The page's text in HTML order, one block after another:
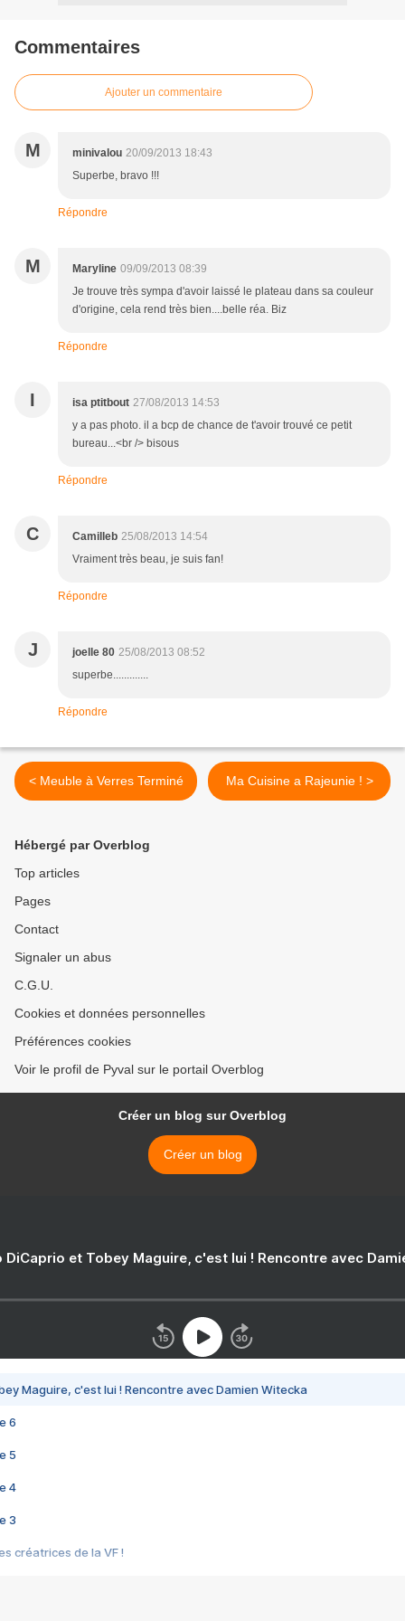
Commentaires
Ajouter un commentaire
M minivalou 20/09/2013 18:43
Superbe, bravo !!!
Répondre
M Maryline 09/09/2013 08:39
Je trouve très sympa d'avoir laissé le plateau dans sa couleur
d'origine, cela rend très bien....belle réa. Biz
Répondre
I isa ptitbout 27/08/2013 14:53
y a pas photo. il a bcp de chance de t'avoir trouvé ce petit
bureau...<br /> bisous
Répondre
C Camilleb 25/08/2013 14:54
Vraiment très beau, je suis fan!
Répondre
J joelle 80 25/08/2013 08:52
superbe.............
Répondre
< Meuble à Verres Terminé Ma Cuisine a Rajeunie ! >
Hébergé par Overblog
Top articles
Pages
Contact
Signaler un abus
C.G.U.
Cookies et données personnelles
Préférences cookies
Voir le profil de Pyval sur le portail Overblog
Créer un blog sur Overblog
Créer un blog
DiCaprio et Tobey Maguire, c'est lui ! Rencontre avec
Maguire, c'est lui ! Rencontre avec Damien Witecka
6
5
4
3
créatrices de la VF !